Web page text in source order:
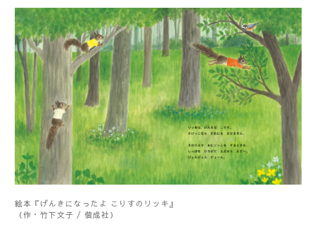
絵本『げんきになったよ こりすのリッキ』
（作・竹下文子 / 偕成社）